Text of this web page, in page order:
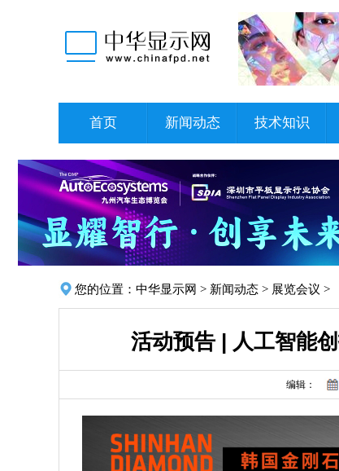
首页 新闻动态 技术知识
您的位置： 中华显示网 > 新闻动态 > 展览会议 >
活动预告 | 人工智能
编辑：